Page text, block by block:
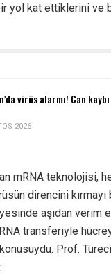
yol kat ettiklerini ve
virüs alarmı! Can kaybı
2026
mRNA
direncini
aşıdan verim
transferiyle
Prof.